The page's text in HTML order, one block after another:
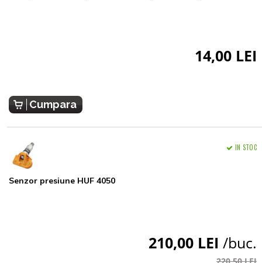
14,00 LEI
Cumpara
Senzor presiune HUF 4050
IN STOC
210,00 LEI /buc.